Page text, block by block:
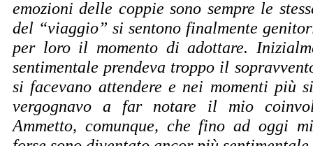
emozioni delle coppie sono sempre le
del “viaggio” si sentono finalmente
per loro il momento di adottare.
sentimentale prendeva troppo il
si facevano attendere e nei momenti più
vergognavo a far notare il mio
Ammetto, comunque, che fino ad oggi